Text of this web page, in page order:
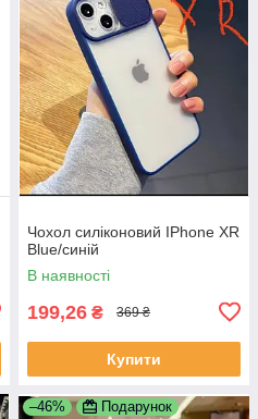
Чохол силіконовий IPhone XR
Blue/синій
В наявності
199,26 ₴ 369 ₴
Купити
–46% Подарунок